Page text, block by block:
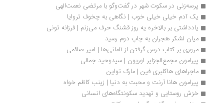
پرسه‌زنی در سکوت شهر در گفت‌وگو با مرتضی نعمت‌الهی
یک آدم خیلی خیلی خوب | نگاهی به چخوف تروایا
یادداشتی بر بالاخره یه روز قشنگ حرف می‌زنم | فرزانه تونی
میان لشکر هجران به چاپ دوم رسید
مروری بر کتاب درس گرفتن از آلمانی‌ها | امیر صائمی
پیرامون مجمع‌الجزایر اوریون | سیدوحید جمالی
ماجراهای هاکلبری فین | مارک تواین
پیرامون هانا آرنت و محبت به دنیا | زینب کاظم خواه
خزش روستایی و تهدید سکونتگاه‌های انسانی